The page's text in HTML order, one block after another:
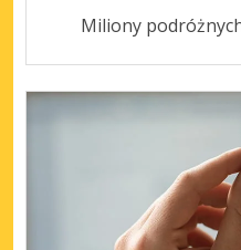
Miliony